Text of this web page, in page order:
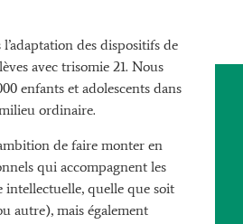
des dispositifs de
avec trisomie 21. Nous
enfants et adolescents dans
ordinaire.
de faire monter en
qui accompagnent les
intellectuelle, quelle que soit
autre), mais également